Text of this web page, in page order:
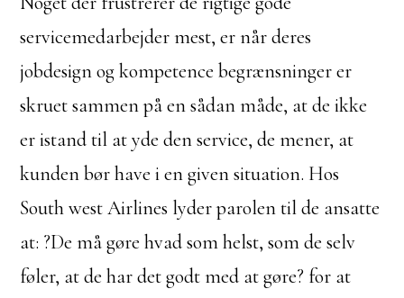
servicemedarbejder mest, er når deres
jobdesign og kompetence begrænsninger er
skruet sammen på en sådan måde, at de ikke
er istand til at yde den service, de mener, at
kunden bør have i en given situation. Hos
South west Airlines lyder parolen til de ansatte
at: ?De må gøre hvad som helst, som de selv
føler, at de har det godt med at gøre? for at